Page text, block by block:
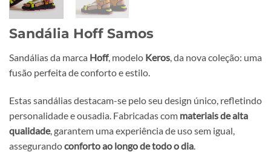
Sandália Hoff Samos
Sandálias da marca Hoff, modelo Keros, da nova coleção: uma
fusão perfeita de conforto e estilo.
Estas sandálias destacam-se pelo seu design único, refletindo
personalidade e ousadia. Fabricadas com materiais de alta
qualidade, garantem uma experiência de uso sem igual,
assegurandoconforto ao longo de todo o dia